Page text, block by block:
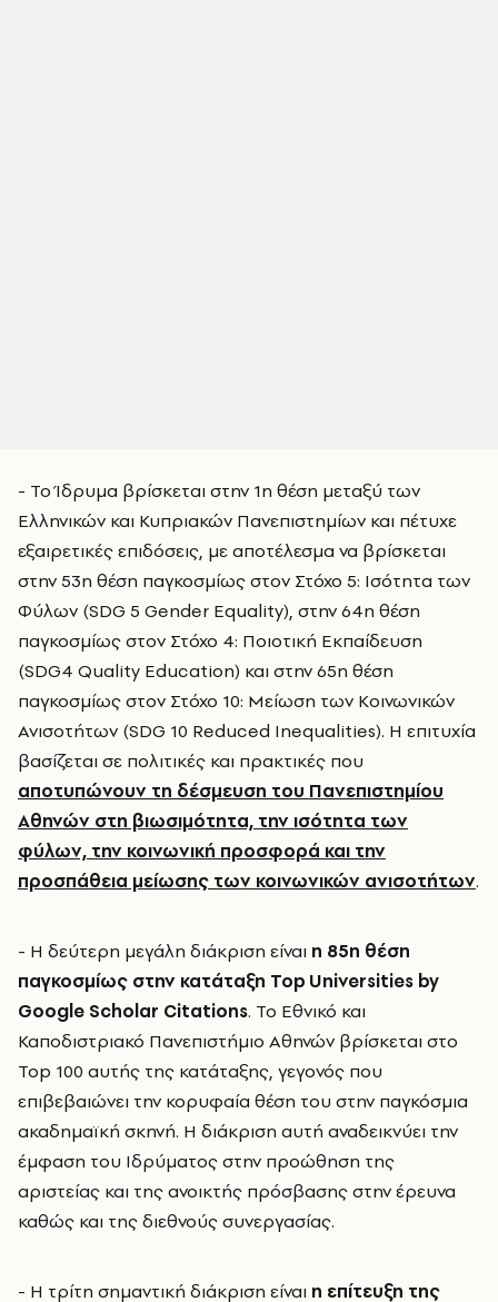
- Το Ίδρυμα βρίσκεται στην 1η θέση μεταξύ των
Ελληνικών και Κυπριακών Πανεπιστημίων και πέτυχε
εξαιρετικές επιδόσεις, με αποτέλεσμα να βρίσκεται
στην 53η θέση παγκοσμίως στον Στόχο 5: Ισότητα των
Φύλων (SDG 5 Gender Equality), στην 64η θέση
παγκοσμίως στον Στόχο 4: Ποιοτική Εκπαίδευση
(SDG4 Quality Education) και στην 65η θέση
παγκοσμίως στον Στόχο 10: Μείωση των Κοινωνικών
Ανισοτήτων (SDG 10 Reduced Inequalities). Η επιτυχία
βασίζεται σε πολιτικές και πρακτικές που
αποτυπώνουν τη δέσμευση του Πανεπιστημίου
Αθηνών στη βιωσιμότητα, την ισότητα των
φύλων, την κοινωνική προσφορά και την
προσπάθεια μείωσης των κοινωνικών ανισοτήτων.
- Η δεύτερη μεγάλη διάκριση είναι η 85η θέση
παγκοσμίως στην κατάταξη Top Universities by
Google Scholar Citations. Το Εθνικό και
Καποδιστριακό Πανεπιστήμιο Αθηνών βρίσκεται στο
Top 100 αυτής της κατάταξης, γεγονός που
επιβεβαιώνει την κορυφαία θέση του στην παγκόσμια
ακαδημαϊκή σκηνή. Η διάκριση αυτή αναδεικνύει την
έμφαση του Ιδρύματος στην προώθηση της
αριστείας και της ανοικτής πρόσβασης στην έρευνα
καθώς και της διεθνούς συνεργασίας.
- Η τρίτη σημαντική διάκριση είναι η επίτευξη της